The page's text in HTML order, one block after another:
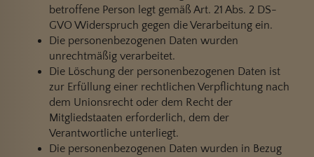
betroffene Person legt gemäß Art. 21 Abs. 2 DS-
GVO Widerspruch gegen die Verarbeitung ein.
Die personenbezogenen Daten wurden
unrechtmäßig verarbeitet.
Die Löschung der personenbezogenen Daten ist
zur Erfüllung einer rechtlichen Verpflichtung nach
dem Unionsrecht oder dem Recht der
Mitgliedstaaten erforderlich, dem der
Verantwortliche unterliegt.
Die personenbezogenen Daten wurden in Bezug